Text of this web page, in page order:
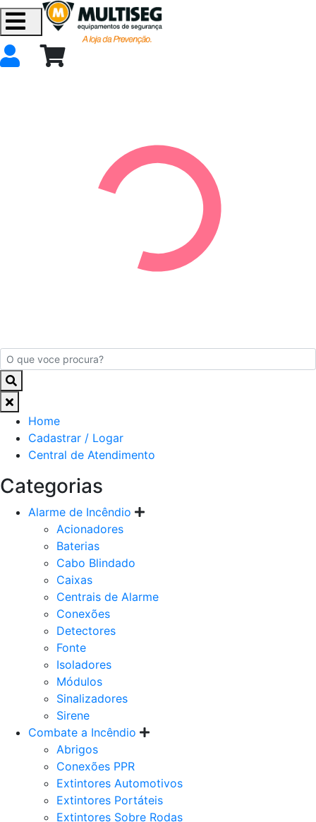
Home
Cadastrar / Logar
Central de Atendimento
Categorias
Alarme de Incêndio
Acionadores
Baterias
Cabo Blindado
Caixas
Centrais de Alarme
Conexões
Detectores
Fonte
Isoladores
Módulos
Sinalizadores
Sirene
Combate a Incêndio
Abrigos
Conexões PPR
Extintores Automotivos
Extintores Portáteis
Extintores Sobre Rodas